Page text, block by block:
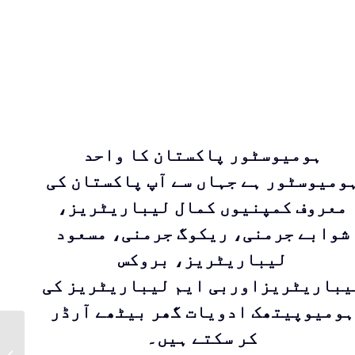
ہومیوسٹور پاکستان کا واحد
ہے جہاں سے آپ پاکستان کی
معروف کمپنیوں کمال لیباریٹریز،
شوابے جرمنی، ریکوگ جرمنی، مسعود
لیباریٹریز، بروکس
ایم لیباریٹریز کی
ہومیوپیتھک ادویات گھر بیٹھے آرڈر
کر سکتے ہیں۔